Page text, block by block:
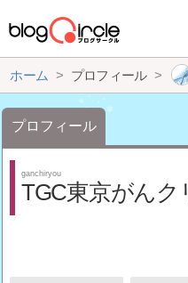
ホーム プロフィール
プロフィール
ganchiryou
TGC東京がんク